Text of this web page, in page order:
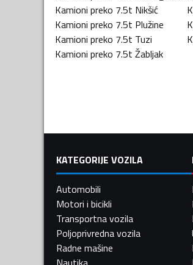
Kamioni preko 7.5t Nikšić
Kamioni preko 7.5t Plužine
Kamioni preko 7.5t Tuzi
Kamioni preko 7.5t Žabljak
KATEGORIJE VOZILA
Automobili
Motori i bicikli
Transportna vozila
Poljoprivredna vozila
Radne mašine